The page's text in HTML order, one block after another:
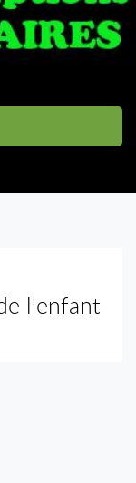
l'enfant